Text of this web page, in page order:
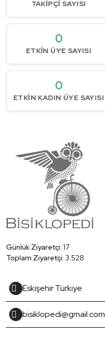
TAKIPÇI SAYISI
0
ETKIN ÜYE SAYISI
0
ETKIN KADIN ÜYE SAYISI
Günlük Ziyaretçi: 17
Toplam Ziyaretçi: 3.528
Eskişehir Türkiye
bisiklopedi@gmail.com